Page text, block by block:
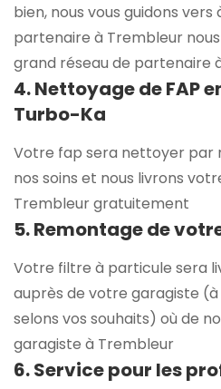
bien, nous vous guidons vers
partenaire à Trembleur
grand réseau de partenaire
4. Nettoyage de FAP
Turbo-Ka
Votre fap sera nettoyer par
nos soins et nous livrons
Trembleur gratuitement
5. Remontage de
Votre filtre à particule sera
auprès de votre garagiste
selons vos souhaits) où de
garagiste à Trembleur
6. Service pour les